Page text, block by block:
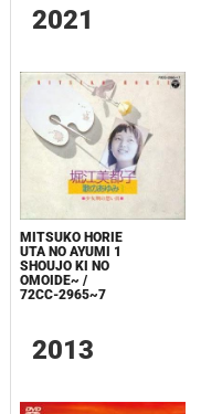
2021
MITSUKO HORIE
UTA NO AYUMI 1
SHOUJO KI NO
OMOIDE~ /
72CC-2965~7
2013